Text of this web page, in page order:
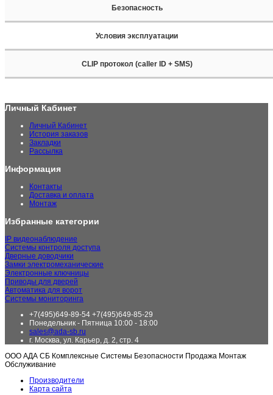
Безопасность
Условия эксплуатации
CLIP протокол (caller ID + SMS)
Личный Кабинет
Личный Кабинет
История заказов
Закладки
Рассылка
Информация
Контакты
Доставка и оплата
Монтаж
Избранные категории
IP видеонаблюдение
Системы контроля доступа
Дверные доводчики
Замки электромеханические
Электронные ключницы
Приводы для дверей
Автоматика для ворот
Системы мониторинга
+7(495)649-89-54 +7(495)649-85-29
Понедельник - Пятница 10:00 - 18:00
sales@ada-sb.ru
г. Москва, ул. Карьер, д. 2, стр. 4
ООО АДА СБ Комплексные Системы Безопасности Продажа Монтаж
Обслуживание
Производители
Карта сайта